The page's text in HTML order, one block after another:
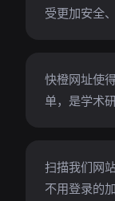
受更加安全
快橙网址使
单，是学术
扫描我们网
不用登录的